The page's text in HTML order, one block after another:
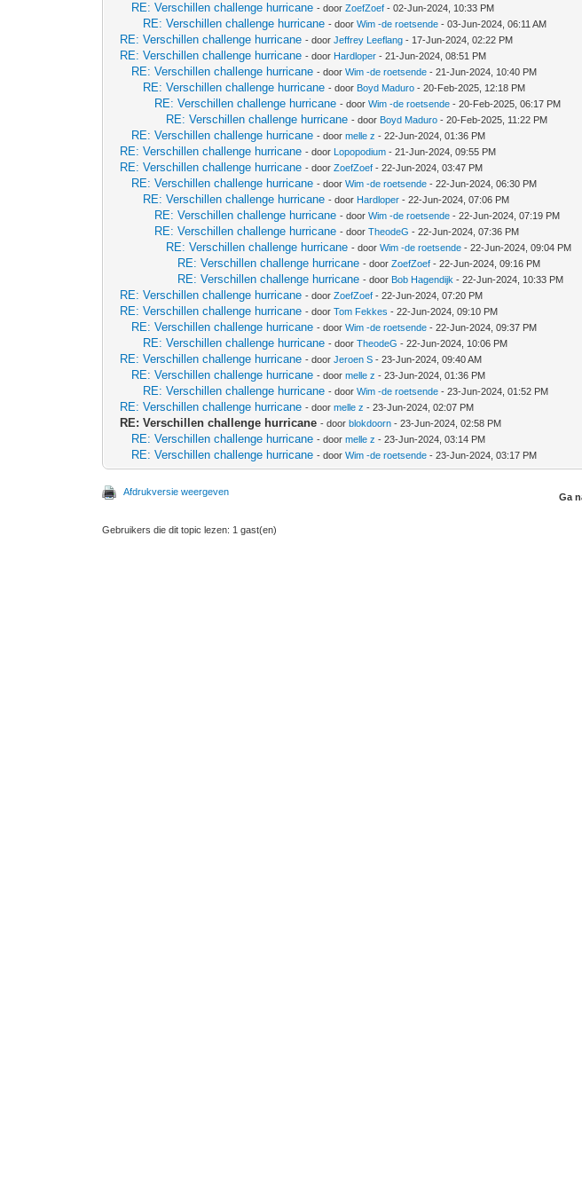
RE: Verschillen challenge hurricane - doorZoefZoef - 02-Jun-2024, 10:33 PM
RE: Verschillen challenge hurricane - doorWim -de roetsende - 03-Jun-2024, 06:11 AM
RE: Verschillen challenge hurricane - doorJeffrey Leeflang - 17-Jun-2024, 02:22 PM
RE: Verschillen challenge hurricane - door Hardloper - 21-Jun-2024, 08:51 PM
RE: Verschillen challenge hurricane - doorWim -de roetsende - 21-Jun-2024, 10:40 PM
RE: Verschillen challenge hurricane - door Boyd Maduro - 20-Feb-2025, 12:18 PM
RE: Verschillen challenge hurricane - doorWim -de roetsende - 20-Feb-2025, 06:17 PM
RE: Verschillen challenge hurricane - door Boyd Maduro - 20-Feb-2025, 11:22 PM
RE: Verschillen challenge hurricane - doormelle z - 22-Jun-2024, 01:36 PM
RE: Verschillen challenge hurricane - door Lopopodium - 21-Jun-2024, 09:55 PM
RE: Verschillen challenge hurricane - doorZoefZoef - 22-Jun-2024, 03:47 PM
RE: Verschillen challenge hurricane - doorWim -de roetsende - 22-Jun-2024, 06:30 PM
RE: Verschillen challenge hurricane - door Hardloper - 22-Jun-2024, 07:06 PM
RE: Verschillen challenge hurricane - doorWim -de roetsende - 22-Jun-2024, 07:19 PM
RE: Verschillen challenge hurricane - doorTheodeG - 22-Jun-2024, 07:36 PM
RE: Verschillen challenge hurricane - doorWim -de roetsende - 22-Jun-2024, 09:04 PM
RE: Verschillen challenge hurricane - doorZoefZoef - 22-Jun-2024, 09:16 PM
RE: Verschillen challenge hurricane - door Bob Hagendijk - 22-Jun-2024, 10:33 PM
RE: Verschillen challenge hurricane - doorZoefZoef - 22-Jun-2024, 07:20 PM
RE: Verschillen challenge hurricane - doorTom Fekkes - 22-Jun-2024, 09:10 PM
RE: Verschillen challenge hurricane - doorWim -de roetsende - 22-Jun-2024, 09:37 PM
RE: Verschillen challenge hurricane - doorTheodeG - 22-Jun-2024, 10:06 PM
RE: Verschillen challenge hurricane - doorJeroen S - 23-Jun-2024, 09:40 AM
RE: Verschillen challenge hurricane - doormelle z - 23-Jun-2024, 01:36 PM
RE: Verschillen challenge hurricane - doorWim -de roetsende - 23-Jun-2024, 01:52 PM
RE: Verschillen challenge hurricane - doormelle z - 23-Jun-2024, 02:07 PM
RE: Verschillen challenge hurricane - doorblokdoorn - 23-Jun-2024, 02:58 PM
RE: Verschillen challenge hurricane - doormelle z - 23-Jun-2024, 03:14 PM
RE: Verschillen challenge hurricane - doorWim -de roetsende - 23-Jun-2024, 03:17 PM
Afdrukversie weergeven Ga
Gebruikers die dit topic lezen: 1 gast(en)